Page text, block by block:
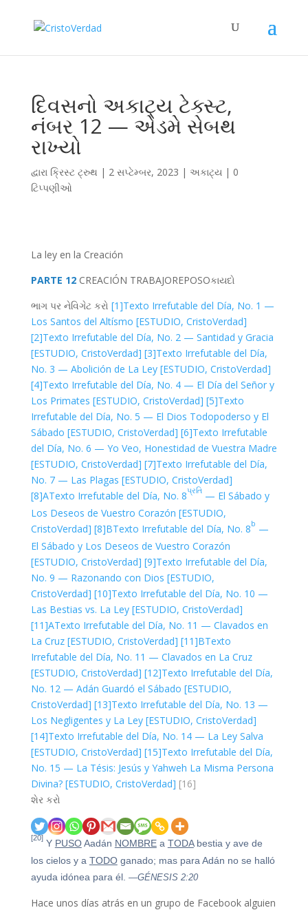
દિવસનો અકાટ્ય ટેક્સ્ટ,
નંબર 12 — એડમે સેબથ
રાખ્યો
દ્વારા ક્રિસ્ટ ટ્રુથ | 2 સપ્ટેમ્બર, 2023 | અકાટ્ય| 0
ટિપ્પણીઓ
La ley en la Creación
PARTE 12 CREACIÓN TRABAJOREPOSOકાયદો
ભાગ પર નેવિગેટ કરો [1]Texto Irrefutable del Día, No. 1 —
Los Santos del Altísmo [ESTUDIO, CristoVerdad]
[2]Texto Irrefutable del Día, No. 2 — Santidad y Gracia
[ESTUDIO, CristoVerdad] [3]Texto Irrefutable del Día,
No. 3 — Abolición de La Ley [ESTUDIO, CristoVerdad]
[4]Texto Irrefutable del Día, No. 4 — El Día del Señor y
Los Primates [ESTUDIO, CristoVerdad] [5]Texto
Irrefutable del Día, No. 5 — El Dios Todopoderso y El
Sábado [ESTUDIO, CristoVerdad] [6]Texto Irrefutable
del Día, No. 6 — Yo Veo, Honestidad de Vuestra Madre
[ESTUDIO, CristoVerdad] [7]Texto Irrefutable del Día,
No. 7 — Las Plagas [ESTUDIO, CristoVerdad]
[8]ATexto Irrefutable del Día, No. 8પ્રતિ— El Sábado y
Los Deseos de Vuestro Corazón [ESTUDIO,
CristoVerdad] [8]BTexto Irrefutable del Día, No. 8b —
El Sábado y Los Deseos de Vuestro Corazón
[ESTUDIO, CristoVerdad] [9]Texto Irrefutable del Día,
No. 9 — Razonando con Dios [ESTUDIO,
CristoVerdad] [10]Texto Irrefutable del Día, No. 10 —
Las Bestias vs. La Ley [ESTUDIO, CristoVerdad]
[11]ATexto Irrefutable del Día, No. 11 — Clavados en
La Cruz [ESTUDIO, CristoVerdad] [11]BTexto
Irrefutable del Día, No. 11 — Clavados en La Cruz
[ESTUDIO, CristoVerdad] [12]Texto Irrefutable del Día,
No. 12 — Adán Guardó el Sábado [ESTUDIO,
CristoVerdad] [13]Texto Irrefutable del Día, No. 13 —
Los Negligentes y La Ley [ESTUDIO, CristoVerdad]
[14]Texto Irrefutable del Día, No. 14 — La Ley Salva
[ESTUDIO, CristoVerdad] [15]Texto Irrefutable del Día,
No. 15 — La Tésis: Jesús y Yahweh La Misma Persona
Divina? [ESTUDIO, CristoVerdad] [16]
શેર કરો
[20]Y PUSOAadán NOMBREa TODAbestia y ave de
los cielos y a TODOganado; mas para Adán no se halló
ayuda idónea para él. —GÉNESIS 2:20
Hace unos días atrás en un grupo de Facebook alguien